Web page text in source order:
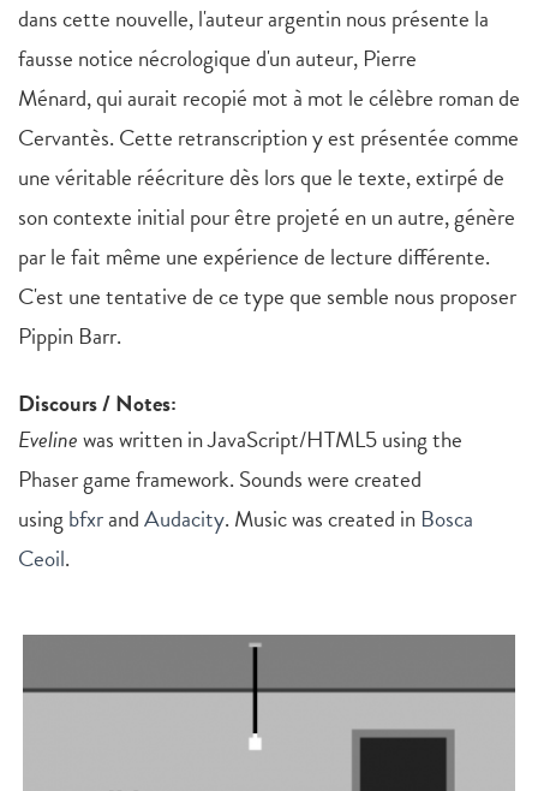
dans cette nouvelle, l'auteur argentin nous présente la
fausse notice nécrologique d'un auteur, Pierre
Ménard, qui aurait recopié mot à mot le célèbre roman de
Cervantès. Cette retranscription y est présentée comme
une véritable réécriture dès lors que le texte, extirpé de
son contexte initial pour être projeté en un autre, génère
par le fait même une expérience de lecture différente.
C'est une tentative de ce type que semble nous proposer
Pippin Barr.
Discours / Notes:
Evelinewas written in JavaScript/HTML5 using the
Phaser game framework. Sounds were created
usingbfxrandAudacity. Music was created in Bosca
Ceoil.